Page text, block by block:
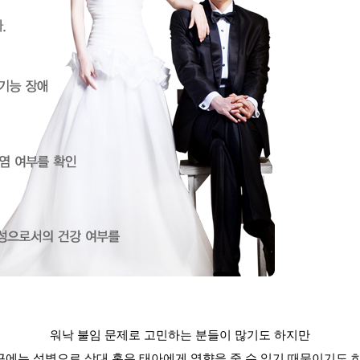
워낙 불임 문제로 고민하는 분들이 많기도 하지만